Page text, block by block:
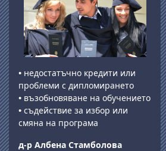
• недостатъчно кредити или
проблеми с дипломирането
• възобновяване на обучението
• съдействие за избор или
смяна на програма
д-р Албена Стамболова